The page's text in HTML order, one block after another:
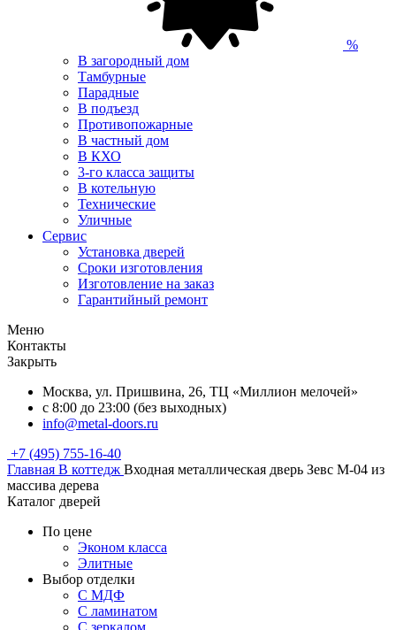
%
В загородный дом
Тамбурные
Парадные
В подъезд
Противопожарные
В частный дом
В КХО
3-го класса защиты
В котельную
Технические
Уличные
Сервис
Установка дверей
Сроки изготовления
Изготовление на заказ
Гарантийный ремонт
Меню
Контакты
Закрыть
Москва, ул. Пришвина, 26, ТЦ «Миллион мелочей»
с 8:00 до 23:00 (без выходных)
info@metal-doors.ru
+7 (495) 755-16-40
Главная В коттедж Входная металлическая дверь Зевс M-04 из
массива дерева
Каталог дверей
По цене
Эконом класса
Элитные
Выбор отделки
С МДФ
С ламинатом
С зеркалом